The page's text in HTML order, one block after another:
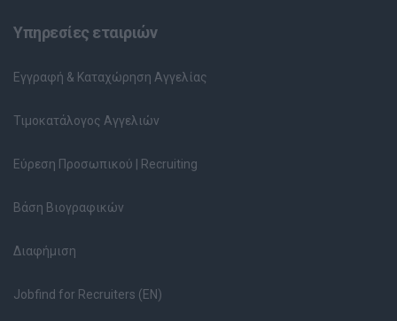
Υπηρεσίες εταιριών
Εγγραφή & Καταχώρηση Αγγελίας
Τιμοκατάλογος Αγγελιών
Εύρεση Προσωπικού | Recruiting
Βάση Βιογραφικών
Διαφήμιση
Jobfind for Recruiters (EN)